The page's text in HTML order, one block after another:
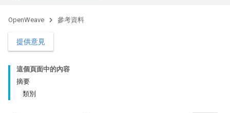
OpenWeave 參考資料
提供意見
這個頁面中的內容
摘要
類別